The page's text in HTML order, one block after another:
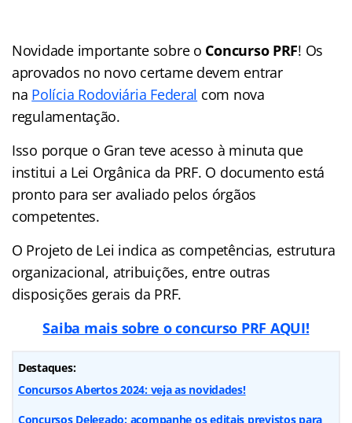
Novidade importante sobre o Concurso PRF! Os
aprovados no novo certame devem entrar
na Polícia Rodoviária Federal com nova
regulamentação.
Isso porque o Gran teve acesso à minuta que
institui a Lei Orgânica da PRF. O documento está
pronto para ser avaliado pelos órgãos
competentes.
O Projeto de Lei indica as competências, estrutura
organizacional, atribuições, entre outras
disposições gerais da PRF.
Saiba mais sobre o concurso PRF AQUI!
Destaques:
Concursos Abertos 2024: veja as novidades!
Concursos Delegado: acompanhe os editais previstos para